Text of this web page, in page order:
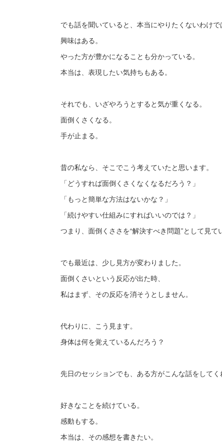
でも話を聞いていると、本当にやりたくないわけで
興味はある。
やった方が豊かになることも分かっている。
本当は、表現したい気持ちもある。
それでも、いざやろうとすると気が重くなる。
面倒くさくなる。
手が止まる。
昔の私なら、そこでこう考えていたと思います。
「どうすれば面倒くさくなくなるだろう？」
「もっと簡単な方法はないかな？」
「続けやすい仕組みにすればいいのでは？」
つまり、面倒くささを“解決すべき問題”として見て
でも最近は、少し見方が変わりました。
面倒くさいという反応が出た時、
私はまず、その反応を消そうとしません。
代わりに、こう見ます。
身体は何を覚えているんだろう？
先日のセッションでも、ある方がこんな話をしてく
好きなことを続けている。
感動もする。
本当は、その感想を書きたい。